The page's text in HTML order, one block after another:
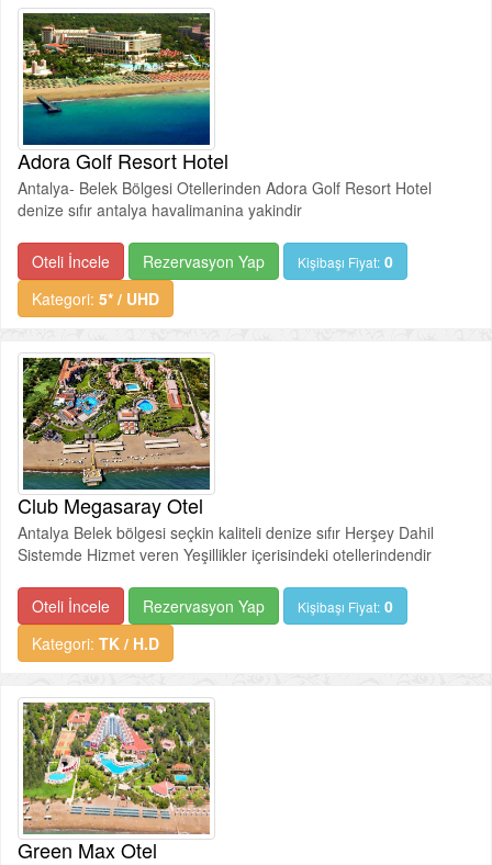
Adora Golf Resort Hotel
Antalya- Belek Bölgesi Otellerinden Adora Golf Resort Hotel
denize sıfır antalya havalimanina yakindir
Oteli İncele Rezervasyon Yap Kişibaşı Fiyat: 0
Kategori: 5* / UHD
Club Megasaray Otel
Antalya Belek bölgesi seçkin kaliteli denize sıfır Herşey Dahil
Sistemde Hizmet veren Yeşillikler içerisindeki otellerindendir
Oteli İncele Rezervasyon Yap Kişibaşı Fiyat: 0
Kategori: TK / H.D
Green Max Otel